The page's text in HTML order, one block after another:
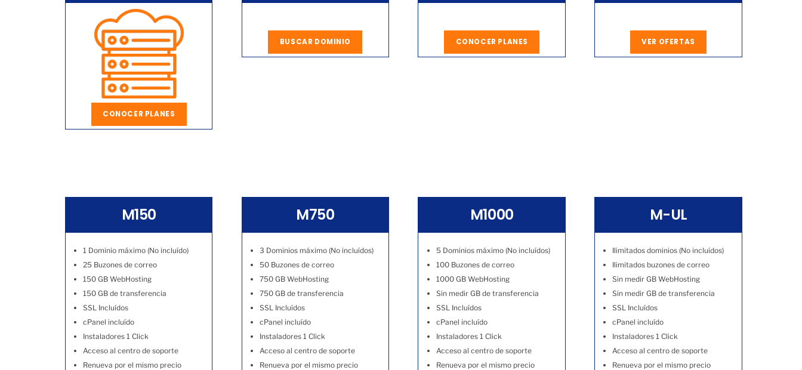
CONOCER PLANES
BUSCAR DOMINIO CONOCER PLANES VER OFERTAS
M150
1 Dominio máximo (No incluído)
25 Buzones de correo
150 GB WebHosting
150 GB de transferencia
SSL Incluídos
cPanel incluído
Instaladores 1 Click
Acceso al centro de soporte
Renueva por el mismo precio
M750
3 Dominios máximo (No incluídos)
50 Buzones de correo
750 GB WebHosting
750 GB de transferencia
SSL Incluídos
cPanel incluído
Instaladores 1 Click
Acceso al centro de soporte
Renueva por el mismo precio
M1000
5 Dominios máximo (No incluídos)
100 Buzones de correo
1000 GB WebHosting
Sin medir GB de transferencia
SSL Incluídos
cPanel incluído
Instaladores 1 Click
Acceso al centro de soporte
Renueva por el mismo precio
M-UL
Ilimitados dominios (No incluídos)
Ilimitados buzones de correo
Sin medir GB WebHosting
Sin medir GB de transferencia
SSL Incluídos
cPanel incluído
Instaladores 1 Click
Acceso al centro de soporte
Renueva por el mismo precio